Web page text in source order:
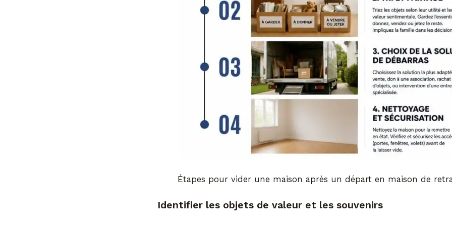
Étapes pour vider une maison après un départ en maison de
Identifier les objets de valeur et les souvenirs